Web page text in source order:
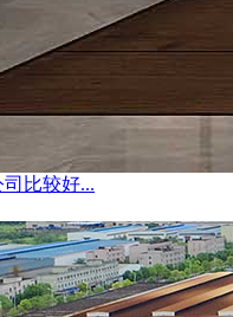
比较好...